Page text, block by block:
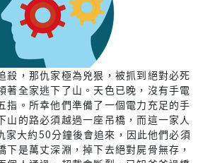
殺，那仇家極為兇狠，被抓到絕對必死
著全家逃下了山。天色已晚，沒有手電
指。所幸他們準備了一個電力充足的手
山的路必須越過一座吊橋，而這一家人
家大約50分鐘後會追來，因此他們必須
下是萬丈深淵，掉下去絕對屍骨無存，